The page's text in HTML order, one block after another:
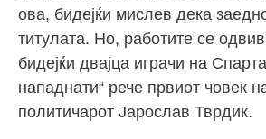
ова, бидејќи мислев дека
титулата. Но, работите се
бидејќи двајца играчи на
нападнати“ рече првиот човек
политичарот Јарослав Тврдик.